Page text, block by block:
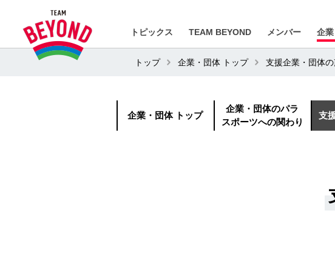
トピックス TEAM BEYOND メンバー 企
トップ 企業・団体 トップ 支援企業・団体
企業・団体 トップ
企業・団体のパラ
スポーツへの関わり
支